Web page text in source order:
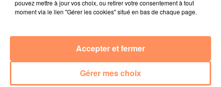
Cassis organise sa traditionnelle "Fête du vin"
8 mai 2022
Le rappeur marseillais Soprano invité de
pouvez mettre à jour vos choix, ou retirer votre consentement à tout
moment via le lien "Gérer les cookies" situé en bas de chaque page.
Gérer mes choix
Accepter et fermer